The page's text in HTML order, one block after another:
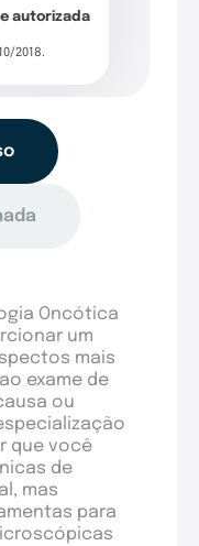
autorizada
2018.
Oncótica
um
mais
exame de
ou
que você
de
mas
para